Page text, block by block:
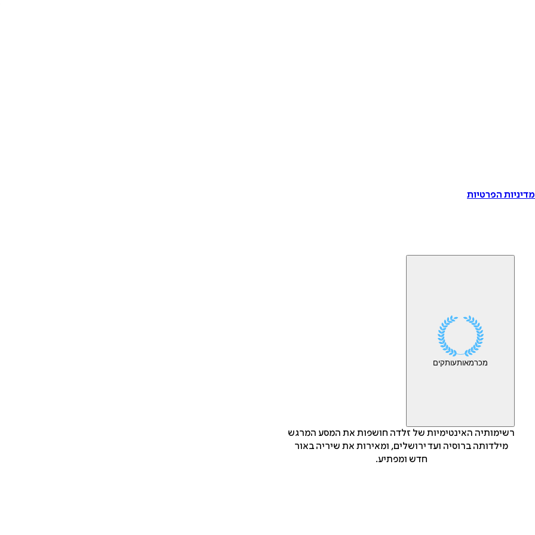
הפרטיות
מכרמאותעותקים
רשימותיה האינטימיות של זלדה חושפות את המסע המרגש
מילדותה ברוסיה ועד ירושלים, ומאירות את שיריה באור
חדש ומפתיע.